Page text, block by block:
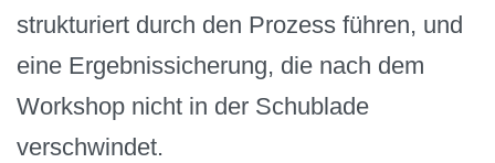
strukturiert durch den Prozess führen, und
eine Ergebnissicherung, die nach dem
Workshop nicht in der Schublade
verschwindet.